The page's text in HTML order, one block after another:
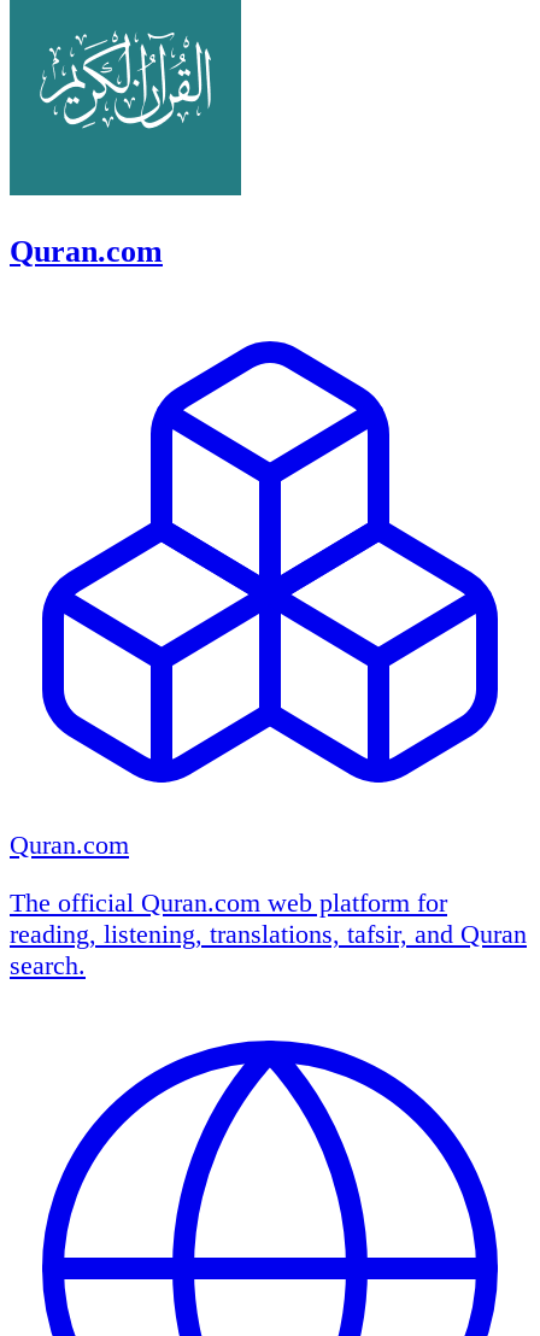
Quran.com
Quran.com
The official Quran.com web platform for
reading, listening, translations, tafsir, and Quran
search.